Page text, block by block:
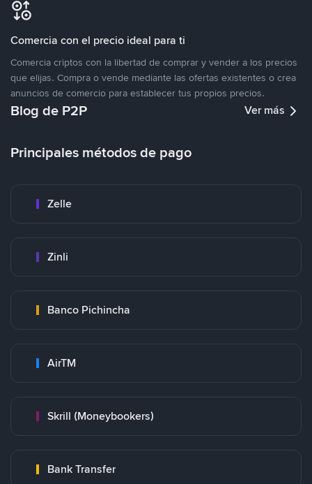
Comercia con el precio ideal para ti
Comercia criptos con la libertad de comprar y vender a los precios
que elijas. Compra o vende mediante las ofertas existentes o crea
anuncios de comercio para establecer tus propios precios.
Blog de P2P Ver más
Principales métodos de pago
Zelle
Zinli
Banco Pichincha
AirTM
Skrill (Moneybookers)
Bank Transfer